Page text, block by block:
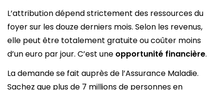
L’attribution dépend strictement des ressources du
foyer sur les douze derniers mois. Selon les revenus,
elle peut être totalement gratuite ou coûter moins
d’un euro par jour. C’est une opportunité financière.
La demande se fait auprès de l’Assurance Maladie.
Sachez que plus de 7 millions de personnes en